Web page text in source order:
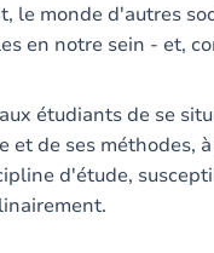
le monde d'autres
en notre sein - et,
étudiants de se
et de ses méthodes,
d'étude,